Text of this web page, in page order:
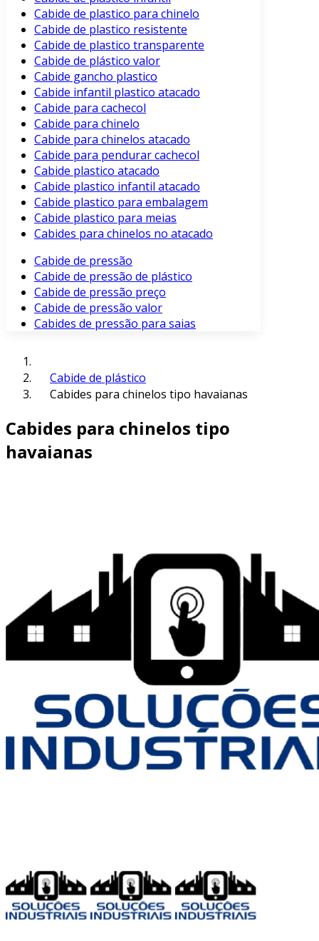
Cabide de plastico para chinelo
Cabide de plastico resistente
Cabide de plastico transparente
Cabide de plástico valor
Cabide gancho plastico
Cabide infantil plastico atacado
Cabide para cachecol
Cabide para chinelo
Cabide para chinelos atacado
Cabide para pendurar cachecol
Cabide plastico atacado
Cabide plastico infantil atacado
Cabide plastico para embalagem
Cabide plastico para meias
Cabides para chinelos no atacado
Cabide de pressão
Cabide de pressão de plástico
Cabide de pressão preço
Cabide de pressão valor
Cabides de pressão para saias
Cabide de plástico
Cabides para chinelos tipo havaianas
Cabides para chinelos tipo
havaianas